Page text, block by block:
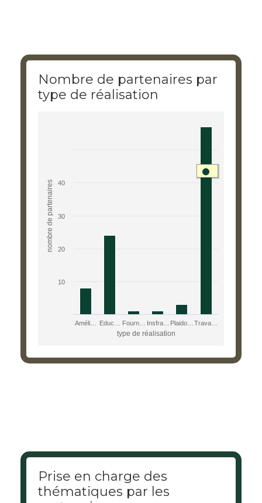
Nombre de partenaires par
type de réalisation
Nombre de
View as data table, Nombre de partenaires par type
The chart has 1 X axis displaying type de réalisation.
The chart has 1 Y axis displaying nombre de
type de réalisation
nombre de partenaires
Améli… Educ… Fourn… Insfra… Plaido… Trava…
10
20
30
40
Prise en charge des
thématiques par les